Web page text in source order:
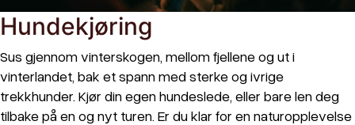
Hundekjøring
Sus gjennom vinterskogen, mellom fjellene og ut i
vinterlandet, bak et spann med sterke og ivrige
trekkhunder. Kjør din egen hundeslede, eller bare len deg
tilbake på en og nyt turen. Er du klar for en naturopplevelse